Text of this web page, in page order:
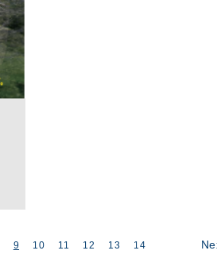
9 10 11 12 13 14